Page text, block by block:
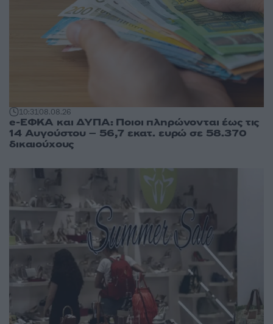
10:3108.08.26
e-ΕΦΚΑ και ΔΥΠΑ: Ποιοι πληρώνονται έως τις
14 Αυγούστου – 56,7 εκατ. ευρώ σε 58.370
δικαιούχους